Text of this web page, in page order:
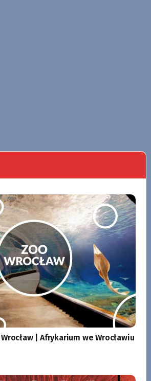
| Afrykarium we Wrocławiu